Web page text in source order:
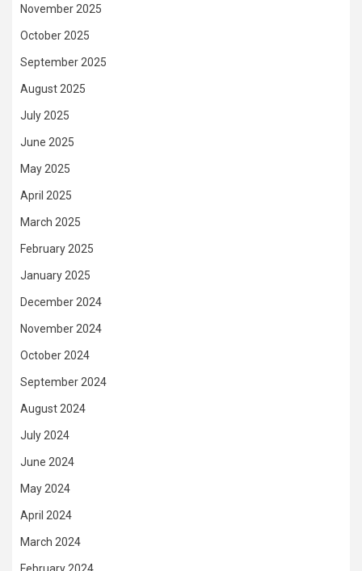
November 2025
October 2025
September 2025
August 2025
July 2025
June 2025
May 2025
April 2025
March 2025
February 2025
January 2025
December 2024
November 2024
October 2024
September 2024
August 2024
July 2024
June 2024
May 2024
April 2024
March 2024